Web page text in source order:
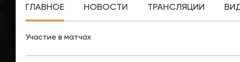
ГЛАВНОЕ НОВОСТИ ТРАНСЛЯЦИИ
Участие в матчах